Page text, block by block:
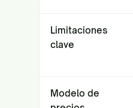
Limitaciones
clave
Modelo de